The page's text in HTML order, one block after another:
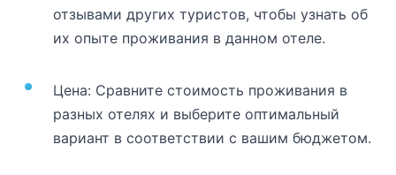
отзывами других туристов, чтобы узнать об
их опыте проживания в данном отеле.
Цена: Сравните стоимость проживания в
разных отелях и выберите оптимальный
вариант в соответствии с вашим бюджетом.